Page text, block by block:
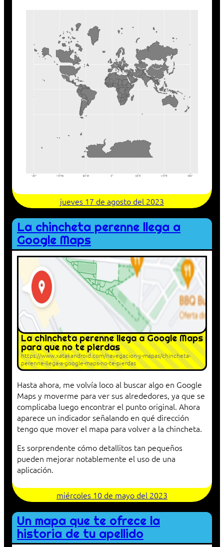
jueves 17 de agosto del 2023
La chincheta perenne llega a
Google Maps
La chincheta perenne llega a Google Maps
para que no te pierdas
https://www.xatakandroid.com/navegacion-y-mapas/chincheta-
perenne-llega-a-google-maps-no-te-pierdas
Hasta ahora, me volvía loco al buscar algo en Google
Maps y moverme para ver sus alrededores, ya que se
complicaba luego encontrar el punto original. Ahora
aparece un indicador señalando en qué dirección
tengo que mover el mapa para volver a la chincheta.
Es sorprendente cómo detallitos tan pequeños
pueden mejorar notablemente el uso de una
aplicación.
miércoles 10 de mayo del 2023
Un mapa que te ofrece la
historia de tu apellido